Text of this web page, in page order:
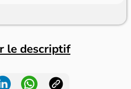
le descriptif